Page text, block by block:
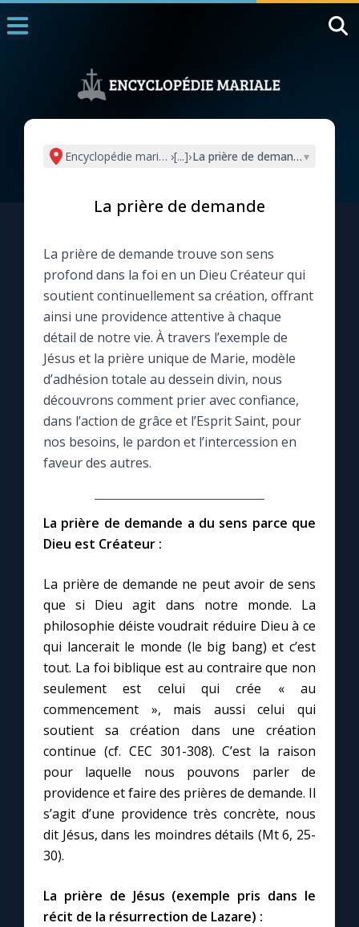
L'actualité de la semaine
La chaîne Youtube
La newsletter
La vidéo de la semaine
Le compte Tiktok
Le magazine
Questions-réponses
Prier au quotidien
Avec Thérèse de Lisieux
L'Évangile chaque jour
Les premiers samedis du mois
Marie qui défait les nœuds
Me consacrer à Jésus par Marie
Mes intentions de prière
Une Minute avec Marie
Encyclopédie mariale›[...]›La prière de demande▾
La prière de demande
La prière de demande trouve son sens
profond dans la foi en un Dieu Créateur qui
soutient continuellement sa création, offrant
ainsi une providence attentive à chaque
détail de notre vie. À travers l’exemple de
Jésus et la prière unique de Marie, modèle
d’adhésion totale au dessein divin, nous
découvrons comment prier avec confiance,
dans l’action de grâce et l’Esprit Saint, pour
nos besoins, le pardon et l’intercession en
faveur des autres.
La prière de demande a du sens parce que
Dieu est Créateur :
La prière de demande ne peut avoir de sens
que si Dieu agit dans notre monde. La
philosophie déiste voudrait réduire Dieu à ce
qui lancerait le monde (le big bang) et c’est
tout. La foi biblique est au contraire que non
seulement est celui qui crée « au
commencement », mais aussi celui qui
soutient sa création dans une création
continue (cf. CEC 301-308). C’est la raison
pour laquelle nous pouvons parler de
providence et faire des prières de demande. Il
s’agit d’une providence très concrète, nous
dit Jésus, dans les moindres détails (Mt 6, 25-
30).
La prière de Jésus (exemple pris dans le
récit de la résurrection de Lazare) :